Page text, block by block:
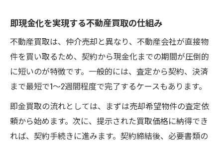
即金化を叶えるための不動産買取相談の活
不動産買取時の契約トラブルを防ぐポイン
ト
守口市で不動産買取査定を有利に進めるコ
スピード重視の方へ守口市の不動産買取活用法
不動産買取でスピーディーな即金化を実現
即現金化を実現する不動産買取の仕組み
不動産買取は、仲介売却と異なり、不動産会社が直接物
件を買い取るため、契約から現金化までの期間が圧倒的
に短いのが特徴です。一般的には、査定から契約、決済
まで最短で1～2週間程度で完了するケースもあります。
即金買取の流れとしては、まずは売却希望物件の査定依
頼から始めます。次に、提示された買取価格に納得でき
れば、契約手続きに進みます。契約締結後、必要書類の